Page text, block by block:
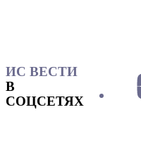
ИС ВЕСТИ
В
СОЦСЕТЯХ